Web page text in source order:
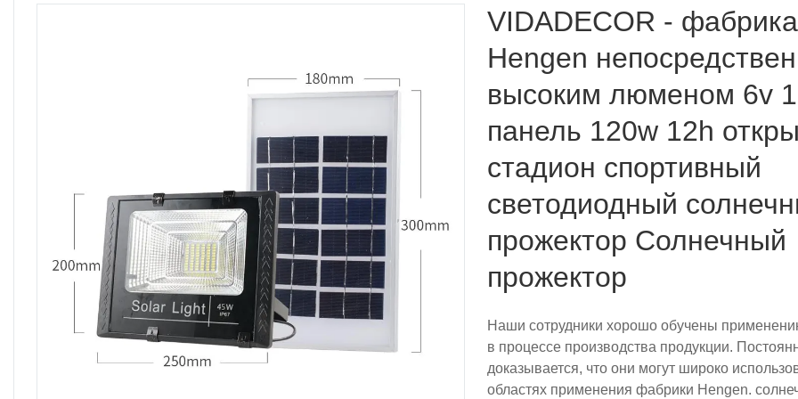
VIDADECOR - фабрика
Hengen
высоким люменом 6v
панель 120w 12h
стадион спортивный
светодиодный
прожектор Солнечный
прожектор
Наши сотрудники хорошо обучены
в процессе производства продукции.
доказывается, что они могут широко
областях применения фабрики Hengen.